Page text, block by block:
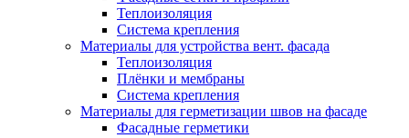
Теплоизоляция
Система крепления
Материалы для устройства вент. фасада
Теплоизоляция
Плёнки и мембраны
Система крепления
Материалы для герметизации швов на фасаде
Фасадные герметики